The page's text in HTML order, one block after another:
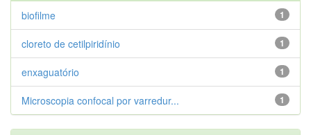
1
biofilme
1
cloreto de cetilpiridínio
1
enxaguatório
1
Microscopia confocal por varredur...